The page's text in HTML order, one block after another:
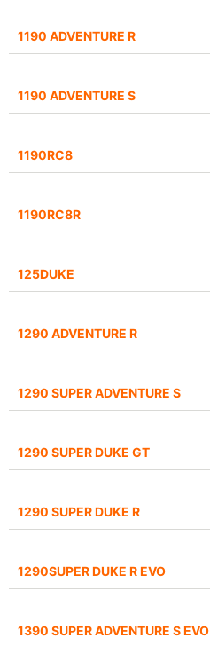
1190 ADVENTURE R
1190 ADVENTURE S
1190RC8
1190RC8R
125DUKE
1290 ADVENTURE R
1290 SUPER ADVENTURE S
1290 SUPER DUKE GT
1290 SUPER DUKE R
1290SUPER DUKE R EVO
1390 SUPER ADVENTURE S EVO